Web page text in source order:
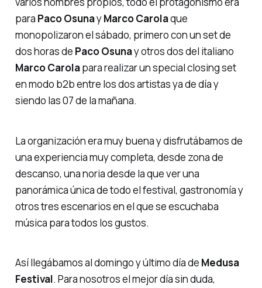
para PacoOsunayMarcoCarolaque
monopolizaron el sábado, primero con un set de
dos horas de PacoOsunay otros dos del italiano
MarcoCarolapara realizar unspecial closingset
en modo b2bentre los dos artistas ya de día y
siendo las 07 de la mañana.
La organización era muy buena y disfrutábamos de
una experiencia muy completa, desde zona de
descanso, una noria desde la que ver una
panorámica única de todo el festival, gastronomía y
otros tres escenarios en el que se escuchaba
música para todos los gustos.
Así llegábamos al domingo y último día de Medusa
Festival. Para nosotros el mejor día sin duda,